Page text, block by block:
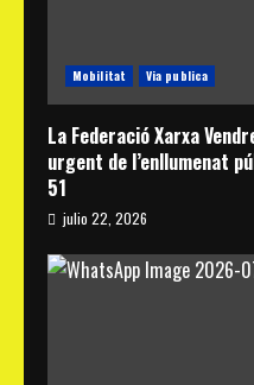
Mobilitat Via publica
La Federació Xarxa
urgent de l’enllumenat
51
julio 22, 2026